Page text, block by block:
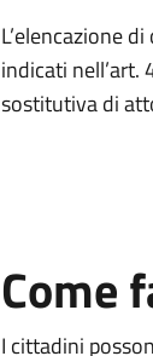
L’elencazione
indicati nell’art.
sostitutiva di
Come
I cittadini